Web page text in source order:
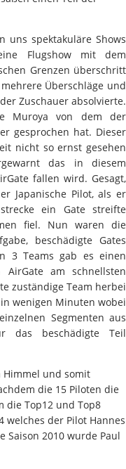
uns spektakuläre Shows
Flugshow mit dem
Grenzen überschritt
Überschläge und
Zuschauer absolvierte.
Muroya von dem der
gesprochen hat. Dieser
nicht so ernst gesehen
das in diesem
fallen wird. Gesagt,
Japanische Pilot, als er
ein Gate streifte
fiel. Nun waren die
beschädigte Gates
3 Teams gab es einen
am schnellsten
zuständige Team herbei
wenigen Minuten wobei
Segmenten aus
das beschädigte Teil
Himmel und somit
die 15 Piloten die
die Top12 und Top8
welches der Pilot Hannes
Saison 2010 wurde Paul